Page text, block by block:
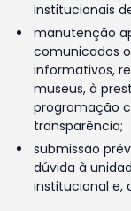
institucionais
manutenção
comunicados
informativos,
museus, à
programação
transparência;
submissão
dúvida à
institucional e,